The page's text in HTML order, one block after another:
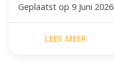
Geplaatst op 9 Juni 2026
LEES MEER